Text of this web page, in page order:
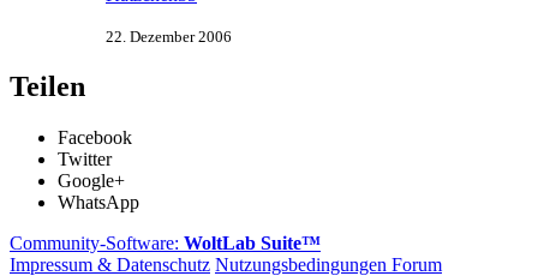
22. Dezember 2006
Teilen
Facebook
Twitter
Google+
WhatsApp
Community-Software: WoltLab Suite™
Impressum & Datenschutz Nutzungsbedingungen Forum